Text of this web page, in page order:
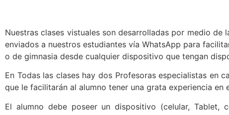
Nuestras clases vistuales son desarrolladas por medio
enviados a nuestros estudiantes vía WhatsApp para
o de gimnasia desde cualquier dispositivo que tengan
En Todas las clases hay dos Profesoras especialistas en
que le facilitarán al alumno tener una grata experiencia en
El alumno debe poseer un dispositivo (celular, Tablet,